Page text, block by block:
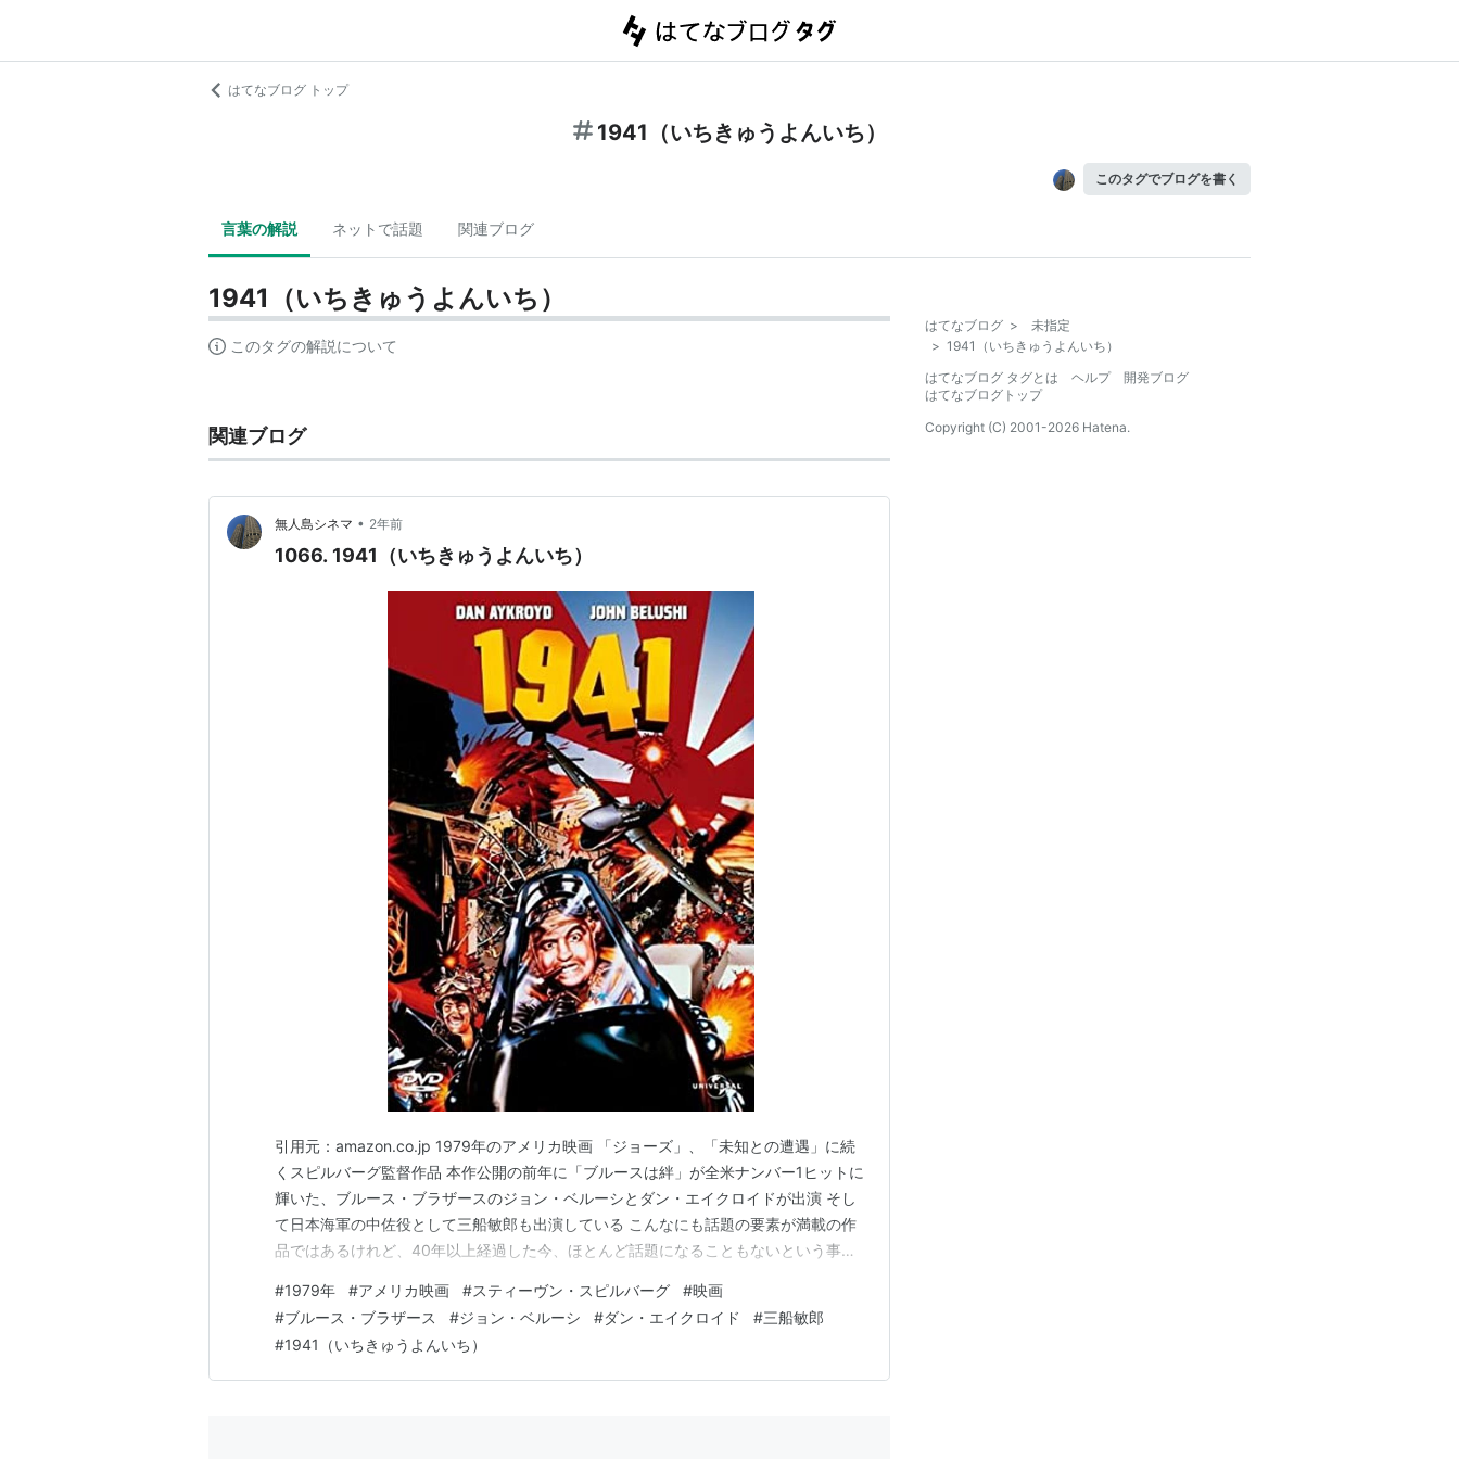
はてなブログ トップ
1941（いちきゅうよんいち）
このタグでブログを書く
言葉の解説 ネットで話題 関連ブログ
1941（いちきゅうよんいち）
このタグの解説について
関連ブログ
無人島シネマ • 2年前
1066. 1941（いちきゅうよんいち）
引用元：amazon.co.jp 1979年のアメリカ映画 「ジョーズ」、「未知との遭遇」に続
くスピルバーグ監督作品 本作公開の前年に「ブルースは絆」が全米ナンバー1ヒットに
輝いた、ブルース・ブラザースのジョン・ベルーシとダン・エイクロイドが出演 そし
て日本海軍の中佐役として三船敏郎も出演している こんなにも話題の要素が満載の作
品ではあるけれど、40年以上経過した今、ほとんど話題になることもないという事実
ルース・ブラザース関連の作品はひと通り観ておきたく、玉砕覚悟で鑑賞 衝撃の真珠
湾攻撃から6日経過した1941年12…
#1979年 #アメリカ映画 #スティーヴン・スピルバーグ #映画
#ブルース・ブラザース #ジョン・ベルーシ #ダン・エイクロイド #三船敏郎
#1941（いちきゅうよんいち）
はてなブログ >
未指定
> 1941（いちきゅうよんいち）
はてなブログ タグとは
ヘルプ
開発ブログ
はてなブログトップ
Copyright (C) 2001-2026 Hatena.